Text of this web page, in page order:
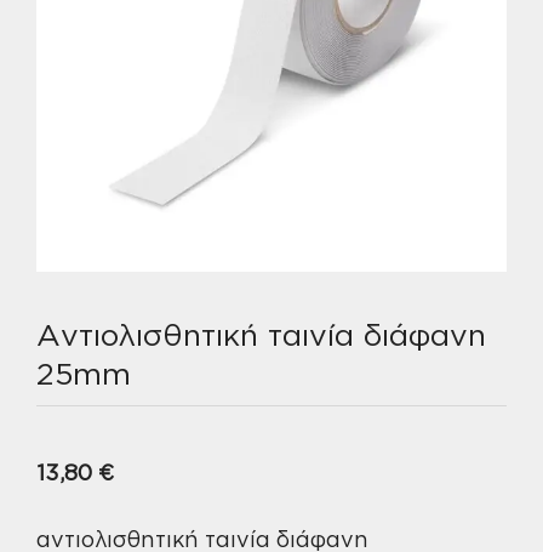
Αντιολισθητική ταινία διάφανη
25mm
13,80 €
αντιολισθητική ταινία διάφανη